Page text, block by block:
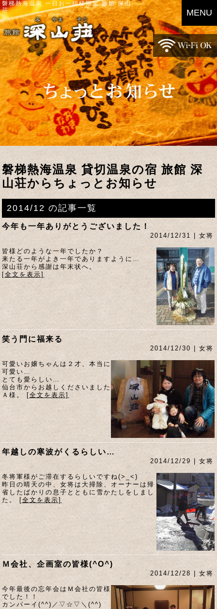
磐梯熱海温泉 一日お一組様限定 旅館 深山
荘
磐梯熱海温泉 貸切温泉の宿 旅館 深
山荘からちょっとお知らせ
2014/12 の記事一覧
今年も一年ありがとうございました！
2014/12/31 | 女将
皆様どのような一年でしたか？
来たる一年がよき一年でありますように…
深山荘から感謝は年末状へ。
[全文を表示]
笑う門に福来る
2014/12/30 | 女将
可愛いお嬢ちゃんは２才、本当に
可愛い…
とても愛らしい…
仙台市からお越しくださいました
Ａ様。
[全文を表示]
年越しの寒波がくるらしい…
2014/12/29 | 女将
冬将軍様がご滞在するらしいですね(>_<)
昨日の晴天の中、女将は大掃除、オーナーは帰
省したばかりの息子とともに雪かたしをしまし
た。 [全文を表示]
Ｍ会社、企画室の皆様(^O^)
2014/12/28 | 女将
今年最後の忘年会はＭ会社の皆様
でした！！
カンパーイ(^^)／▽☆▽＼(^^)
MENU